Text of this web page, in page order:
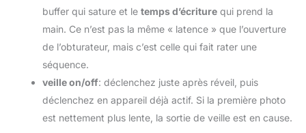
buffer qui sature et le temps d’écriture qui prend la
main. Ce n’est pas la même « latence » que l’ouverture
de l’obturateur, mais c’est celle qui fait rater une
séquence.
veille on/off: déclenchez juste après réveil, puis
déclenchez en appareil déjà actif. Si la première photo
est nettement plus lente, la sortie de veille est en cause.